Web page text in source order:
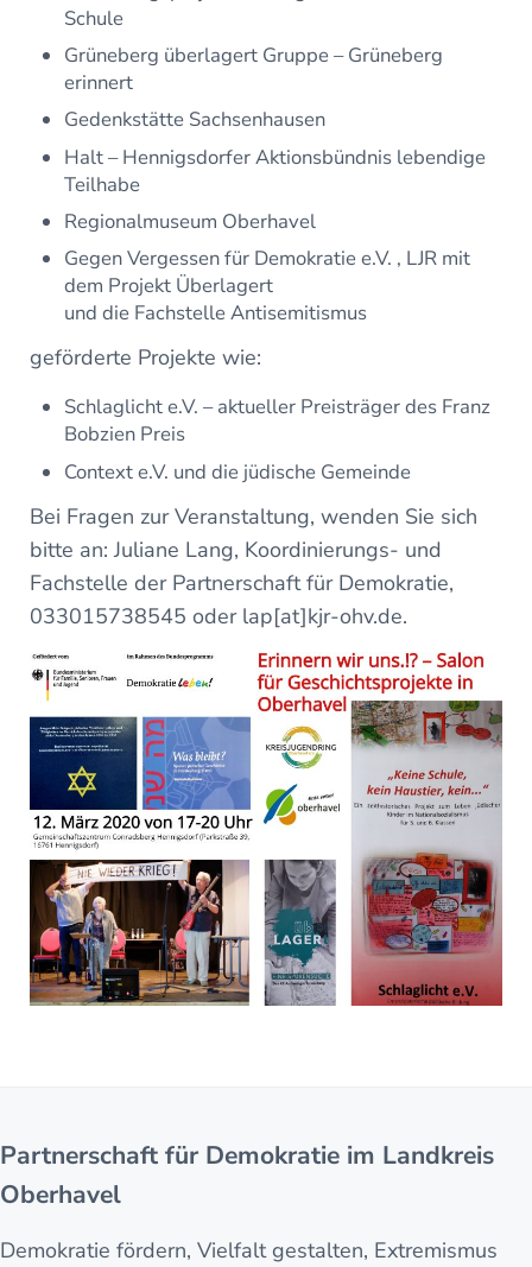
Schule
Grüneberg überlagert Gruppe – Grüneberg
erinnert
Gedenkstätte Sachsenhausen
Halt – Hennigsdorfer Aktionsbündnis lebendige
Teilhabe
Regionalmuseum Oberhavel
Gegen Vergessen für Demokratie e.V. , LJR mit
dem Projekt Überlagert
und die Fachstelle Antisemitismus
geförderte Projekte wie:
Schlaglicht e.V. – aktueller Preisträger des Franz
Bobzien Preis
Context e.V. und die jüdische Gemeinde
Bei Fragen zur Veranstaltung, wenden Sie sich
bitte an: Juliane Lang, Koordinierungs- und
Fachstelle der Partnerschaft für Demokratie,
033015738545 oder lap[at]kjr-ohv.de.
Partnerschaft für Demokratie im Landkreis
Oberhavel
Demokratie fördern, Vielfalt gestalten, Extremismus